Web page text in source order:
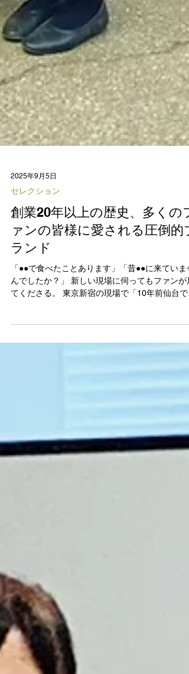
2025年9月5日
セレクション
創業20年以上の歴史、多くのフ
ァンの皆様に愛される圧倒的ブ
ランド
「●●で食べたことあります」「昔●●に来ていま
っと食べていました」という方が居らしたり。
台で、小学生の時、毎週木曜日食べていました